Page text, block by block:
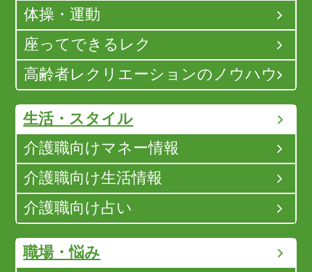
体操・運動
座ってできるレク
高齢者レクリエーションのノウハウ
生活・スタイル
介護職向けマネー情報
介護職向け生活情報
介護職向け占い
職場・悩み